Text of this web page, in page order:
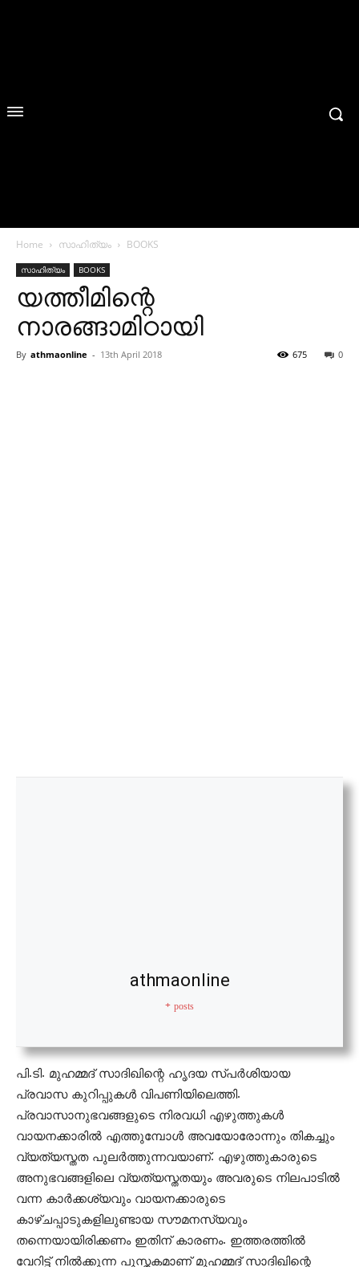
Home സാഹിത്യം BOOKS
സാഹിത്യം BOOKS
യത്തീമിന്റെ
നാരങ്ങാമിഠായി
By athmaonline - 13th April 2018 0
675
athmaonline
+ posts
പി.ടി. മുഹമ്മദ് സാദിഖിന്റെ ഹൃദയ സ്പര്‍ശിയായ
പ്രവാസ കുറിപ്പുകള്‍ വിപണിയിലെത്തി.
പ്രവാസാനുഭവങ്ങളുടെ നിരവധി എഴുത്തുകള്‍
വായനക്കാരില്‍ എത്തുമ്പോള്‍ അവയോരോന്നും തികച്ചും
വ്യത്യസ്തത പുലര്‍ത്തുന്നവയാണ്. എഴുത്തുകാരുടെ
അനുഭവങ്ങളിലെ വ്യത്യസ്തതയും അവരുടെ നിലപാടില്‍
വന്ന കാര്‍ക്കശ്യവും വായനക്കാരുടെ
കാഴ്ചപ്പാടുകളിലുണ്ടായ സൗമനസ്യവും
തന്നെയായിരിക്കണം ഇതിന് കാരണം. ഇത്തരത്തില്‍
വേറിട്ട് നില്‍ക്കുന്ന പുസ്തകമാണ് മുഹമ്മദ് സാദിഖിന്റെ